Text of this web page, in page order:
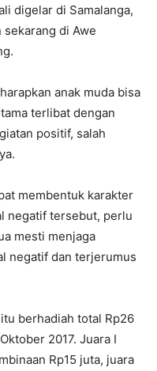
digelar di Samalanga,
sekarang di Awe
anak muda bisa
terlibat dengan
positif, salah
membentuk karakter
negatif tersebut, perlu
mesti menjaga
negatif dan terjerumus
berhadiah total Rp26
2017. Juara I
Rp15 juta, juara